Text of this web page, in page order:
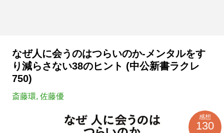
なぜ人に会うのはつらいのか-メンタルをす
り減らさない38のヒント (中公新書ラクレ
750)
斎藤環, 佐藤優
感想
130